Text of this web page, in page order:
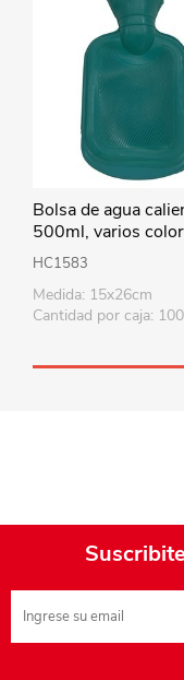
Bolsa de agua
500ml, varios
HC1583
Medida: 15x26cm
Cantidad por caja: 100